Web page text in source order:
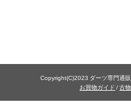
Copyright(C)2023 ダーツ専門通
お買物ガイド /古